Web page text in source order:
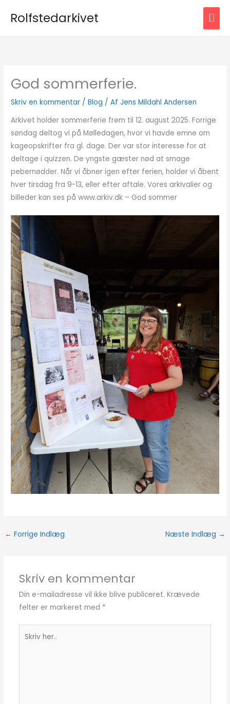
Rolfstedarkivet
God sommerferie.
Skriv en kommentar /Blog / AfJens Mildahl Andersen
Arkivet holder sommerferie frem til 12. august 2025. Forrige
søndag deltog vi på Mølledagen, hvor vi havde emne om
kageopskrifter fra gl. dage. Der var stor interesse for at
deltage i quizzen. De yngste gæster nød at smage
pebernødder. Når vi åbner igen efter ferien, holder vi åbent
hver tirsdag fra 9-13, eller efter aftale. Vores arkivalier og
billeder kan ses på www.arkiv.dk – God sommer
← Forrige Indlæg Næste Indlæg →
Skriv en kommentar
Din e-mailadresse vil ikke blive publiceret. Krævede
felter er markeret med *